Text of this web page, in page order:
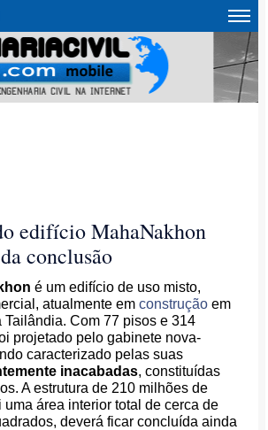
edifício MahaNakhon
conclusão
é um edifício de uso misto,
atualmente emconstrução em
Tailândia. Com 77 pisos e 314
projetado pelo gabinete nova-
caracterizado pelas suas
inacabadas, constituídas
A estrutura de 210 milhões de
uma área interior total de cerca de
deverá ficar concluída ainda